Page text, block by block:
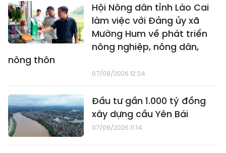
Hội Nông dân tỉnh Lào Cai
làm việc với Đảng ủy xã
Mường Hum về phát triển
nông nghiệp, nông dân,
nông thôn
07/08/2026 12:24
Đầu tư gần 1.000 tỷ đồng
xây dựng cầu Yên Bái
07/08/2026 11:14